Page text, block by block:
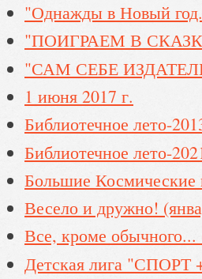
"Однажды в Новый
"ПОИГРАЕМ В
"САМ СЕБЕ
1 июня 2017 г.
Библиотечное лето-
Библиотечное лето-
Большие Космические
Весело и дружно!
Все, кроме обычного...
Детская лига